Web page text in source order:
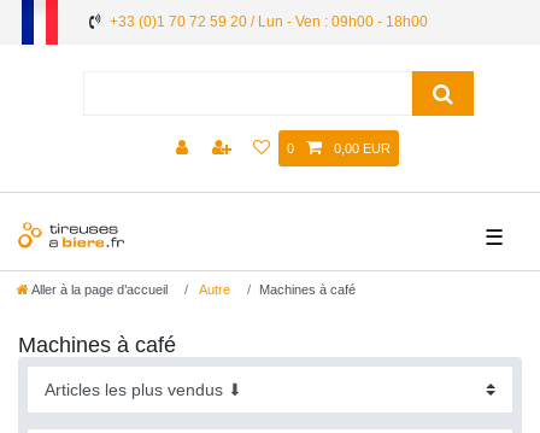
+33 (0)1 70 72 59 20 / Lun - Ven : 09h00 - 18h00
0 0,00 EUR
☰
Aller à la page d’accueil Autre Machines à café
Machines à café